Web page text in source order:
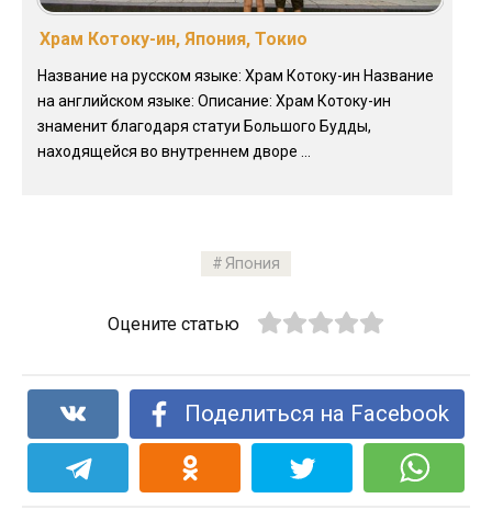
Храм Котоку-ин, Япония, Токио
Название на русском языке: Храм Котоку-ин Название
на английском языке: Описание: Храм Котоку-ин
знаменит благодаря статуи Большого Будды,
находящейся во внутреннем дворе ...
Япония
Оцените статью
Поделиться на Facebook